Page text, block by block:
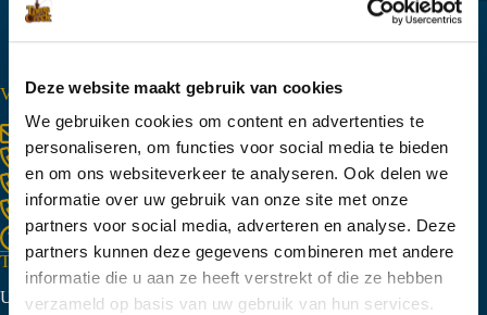
Deze website maakt gebruik van cookies
We gebruiken cookies om content en advertenties te
personaliseren, om functies voor social media te bieden
en om ons websiteverkeer te analyseren. Ook delen we
informatie over uw gebruik van onze site met onze
partners voor social media, adverteren en analyse. Deze
partners kunnen deze gegevens combineren met andere
informatie die u aan ze heeft verstrekt of die ze hebben
verzameld op basis van uw gebruik van hun services.
VRAGEN?
info@tomscreek.nl
Lelystad0320-320140
Zwolle06-51058490
Appeltern06-45571829
Veelgestelde vragen
Toms Creek Lelystad
Uilenweg 2C, 8245 AB Lelystad